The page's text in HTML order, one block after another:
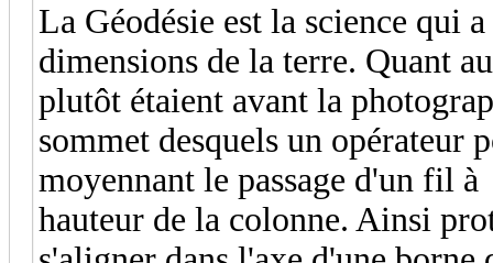
La Géodésie est la science qui
dimensions de la terre. Quant
plutôt étaient avant la
sommet desquels un opérateur
moyennant le passage d'un fil
hauteur de la colonne. Ainsi